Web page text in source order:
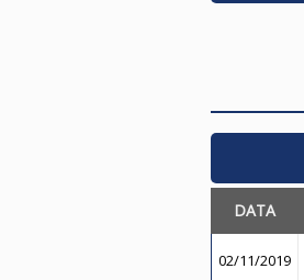
DATA
02/11/2019